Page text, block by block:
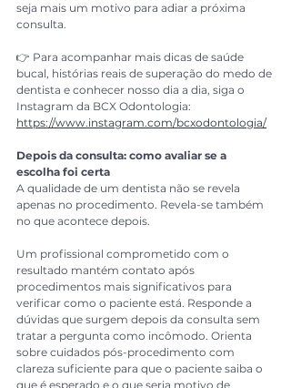
seja mais um motivo para adiar a próxima
consulta.
👉 Para acompanhar mais dicas de saúde
bucal, histórias reais de superação do medo de
dentista e conhecer nosso dia a dia, siga o
Instagram da BCX Odontologia:
https://www.instagram.com/bcxodontologia/
Depois da consulta: como avaliar se a
escolha foi certa
A qualidade de um dentista não se revela
apenas no procedimento. Revela-se também
no que acontece depois.
Um profissional comprometido com o
resultado mantém contato após
procedimentos mais significativos para
verificar como o paciente está. Responde a
dúvidas que surgem depois da consulta sem
tratar a pergunta como incômodo. Orienta
sobre cuidados pós-procedimento com
clareza suficiente para que o paciente saiba o
que é esperado e o que seria motivo de